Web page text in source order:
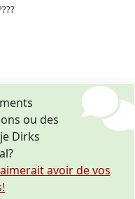
ou des
Dirks
avoir de vos